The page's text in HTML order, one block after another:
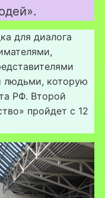
для диалога
людьми, которую
РФ. Второй
пройдет с 12